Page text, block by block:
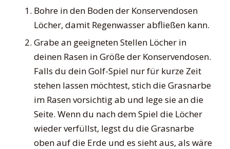
Bohre in den Boden der Konservendosen
Löcher, damit Regenwasser abfließen kann.
Grabe an geeigneten Stellen Löcher in
deinen Rasen in Größe der Konservendosen.
Falls du dein Golf-Spiel nur für kurze Zeit
stehen lassen möchtest, stich die Grasnarbe
im Rasen vorsichtig ab und lege sie an die
Seite. Wenn du nach dem Spiel die Löcher
wieder verfüllst, legst du die Grasnarbe
oben auf die Erde und es sieht aus, als wäre